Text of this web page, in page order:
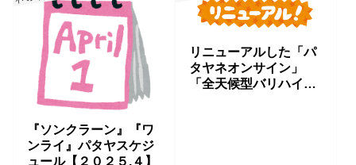
『ソンクラーン』『ワ
ンライ』パタヤスケジ
ュール【２０２５.４】
リニューアルした「パ
タヤネオンサイン」
「全天候型バリハイ桟